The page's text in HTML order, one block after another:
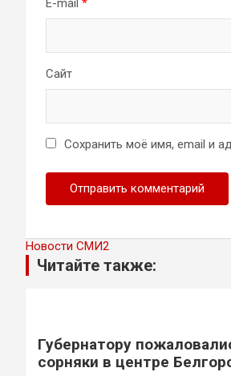
E-mail *
Сайт
Сохранить моё имя, email и
Новости СМИ2
Читайте также:
Губернатору
сорняки в центре